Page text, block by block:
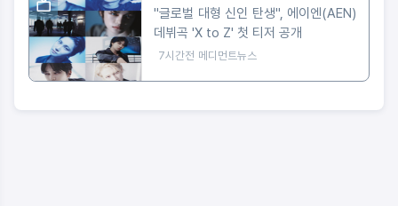
"글로벌 대형 신인 탄생", 에이엔(AEN)
데뷔곡 'X to Z' 첫 티저 공개
7시간전 메디먼트뉴스